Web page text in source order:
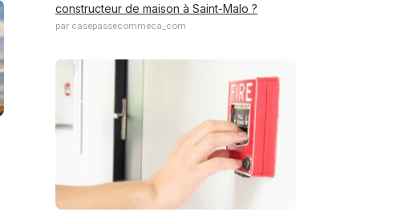
constructeur de maison à Saint-Malo ?
par casepassecommeca_com